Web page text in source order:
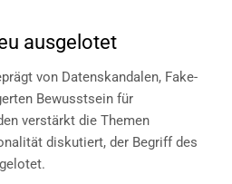
ausgelotet
von Datenskandalen, Fake-
Bewusstsein für
verstärkt die Themen
diskutiert, der Begriff des